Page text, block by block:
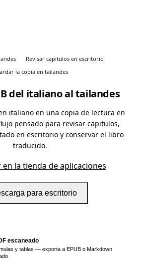
Revisar capitulos en escritorio
la copia en tailandes
del italiano al tailandes
italiano en una copia de lectura en
pensado para revisar capitulos,
en escritorio y conservar el libro
traducido.
en la tienda de aplicaciones
para escritorio
escaneado
y tablas — exporta a EPUB o Markdown